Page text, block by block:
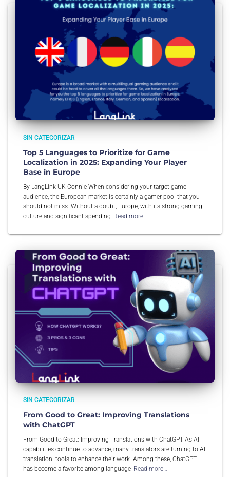
SIN CATEGORIZAR
Top 5 Languages to Prioritize for Game
Localization in 2025: Expanding Your Player
Base in Europe
By LangLink UK Connie When considering your target game
audience, the European market is certainly a gamer pool that you
should not miss. Without a doubt, Europe, with its strong gaming
culture and significant spending Read more…
SIN CATEGORIZAR
From Good to Great: Improving Translations
with ChatGPT
From Good to Great: Improving Translations with ChatGPT As AI
capabilities continue to advance, many translators are turning to AI
translation tools to enhance their work. Among these, ChatGPT
has become a favorite among language Read more…